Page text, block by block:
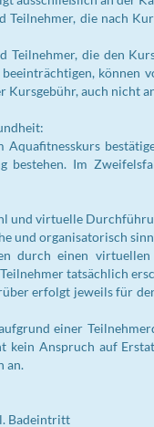
Teilnehmer, die nach
Teilnehmer, die den
können
Kursgebühr, auch nicht
Aquafitnesskurs
bestehen. Im
und virtuelle
und organisatorisch
durch einen
tatsächlich
erfolgt jeweils für
einer
kein Anspruch auf
an.
Badeintritt